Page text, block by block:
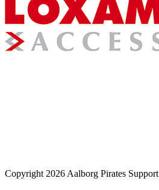
Copyright 2026 Aalborg Pirates Support